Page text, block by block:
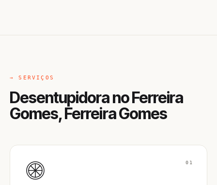
→ SERVIÇOS
Desentupidora no Ferreira
Gomes, Ferreira Gomes
01